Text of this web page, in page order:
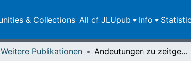
& Collections All of JLUpub Info
Weitere Publikationen Andeutungen zu zeitgemässer Verbesserung akademischer Einrichtungen : zunächst veranlasst durch den für die Grossherzogliche Hessische Landesuniversität zu Giessen neuerlich festgesetzten Studienplan und die auf denselben bezüglichen polemischen Schriften der Herren D. A. A. E. Schleiermacher und D. J. T. B. v. Linde